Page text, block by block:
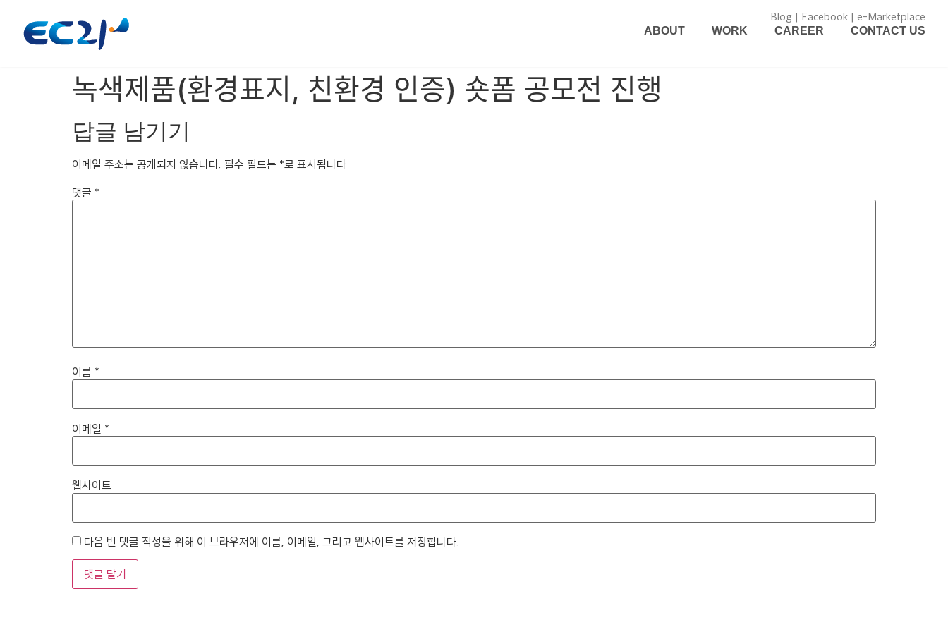
Blog | Facebook| e-Marketplace
ABOUT WORK CAREER CONTACT US
녹색제품(환경표지, 친환경 인증) 숏폼 공모전 진행
답글 남기기
이메일 주소는 공개되지 않습니다. 필수 필드는 *로 표시됩니다
댓글 *
이름 *
이메일 *
웹사이트
다음 번 댓글 작성을 위해 이 브라우저에 이름, 이메일, 그리고 웹사이트를 저장합니다.